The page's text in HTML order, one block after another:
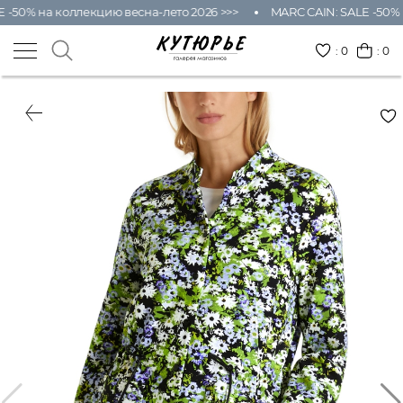
-50% на коллекцию весна-лето 2026 >>> MARC CAIN: SALE -
:0 : 0